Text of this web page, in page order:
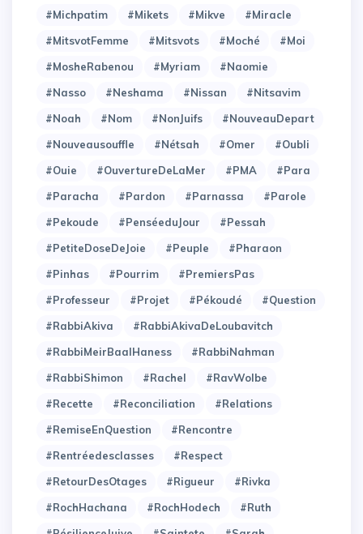
#Michpatim #Mikets #Mikve
#Miracle
#MitsvotFemme
#Mitsvots #Moché
#Moi
#MosheRabenou
#Myriam
#Naomie
#Nasso
#Neshama #Nissan
#Nitsavim
#Noah
#Nom #NonJuifs
#NouveauDepart
#Nouveausouffle
#Nétsah #Omer
#Oubli
#Ouie
#OuvertureDeLaMer #PMA
#Para
#Paracha
#Pardon #Parnassa
#Parole
#Pekoude
#PenséeduJour
#Pessah
#PetiteDoseDeJoie
#Peuple
#Pharaon
#Pinhas
#Pourrim
#PremiersPas
#Professeur
#Projet #Pékoudé
#Question
#RabbiAkiva
#RabbiAkivaDeLoubavitch
#RabbiMeirBaalHaness
#RabbiNahman
#RabbiShimon
#Rachel
#RavWolbe
#Recette
#Reconciliation
#Relations
#RemiseEnQuestion
#Rencontre
#Rentréedesclasses
#Respect
#RetourDesOtages
#Rigueur
#Rivka
#RochHachana
#RochHodech
#Ruth